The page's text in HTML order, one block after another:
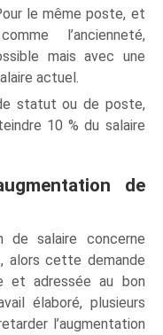
le même poste, et
l’ancienneté,
mais avec une
actuel.
statut ou de poste,
10 % du salaire
de
de salaire concerne
alors cette demande
et adressée au bon
élaboré, plusieurs
l’augmentation